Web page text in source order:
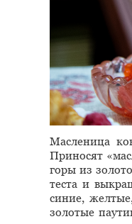
Масленица
Приносят
горы из
теста и
синие,
золотые